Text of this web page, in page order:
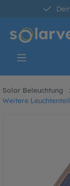
springen
Solar Beleuchtung
Weitere